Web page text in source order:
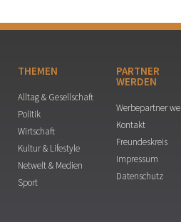
THEMEN
Alltag & Gesellschaft
Politik
Wirtschaft
Kultur & Lifestyle
Netwelt & Medien
Sport
PARTNER
WERDEN
Werbepartner
Kontakt
Freundeskreis
Impressum
Datenschutz